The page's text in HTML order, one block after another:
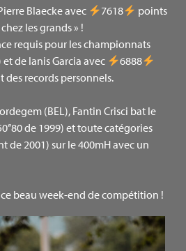
Blaecke avec
7618
points
les grands » !
requis pour les championnats
et de Ianis Garcia avec
6888
records personnels.
(BEL), Fantin Crisci bat le
de 1999) et toute catégories
de 2001) sur le 400mH avec un
beau week-end de compétition !